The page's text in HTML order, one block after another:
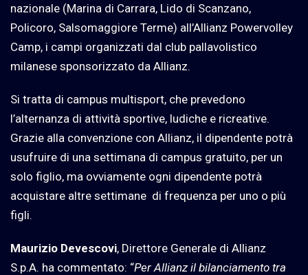
nazionale (Marina di Carrara, Lido di Scanzano,
Policoro, Salsomaggiore Terme) all’Allianz Powervolley
Camp, i campi organizzati dal club pallavolistico
milanese sponsorizzato da Allianz.
Si tratta di campus multisport, che prevedono
l’alternanza di attività sportive, ludiche e ricreative.
Grazie alla convenzione con Allianz, il dipendente potrà
usufruire di una settimana di campus gratuito, per un
solo figlio, ma ovviamente ogni dipendente potrà
acquistare altre settimane di frequenza per uno o più
figli.
Maurizio Devescovi, Direttore Generale di Allianz
S.p.A. ha commentato: “Per Allianz il bilanciamento tra